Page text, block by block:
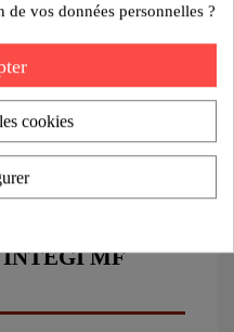
peut être accepté qu'après
INTEGI MF
vos données personnelles ?
cookies